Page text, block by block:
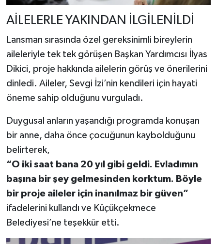
AİLELERLE YAKINDAN İLGİLENİLDİ
Lansman sırasında özel gereksinimli bireylerin
aileleriyle tek tek görüşen Başkan Yardımcısı İlyas
Dikici, proje hakkında ailelerin görüş ve önerilerini
dinledi. Aileler, Sevgi İzi’nin kendileri için hayati
öneme sahip olduğunu vurguladı.
Duygusal anların yaşandığı programda konuşan
bir anne, daha önce çocuğunun kaybolduğunu
belirterek,
“O iki saat bana 20 yıl gibi geldi. Evladımın
başına bir şey gelmesinden korktum. Böyle
bir proje aileler için inanılmaz bir güven”
ifadelerini kullandı ve Küçükçekmece
Belediyesi’ne teşekkür etti.